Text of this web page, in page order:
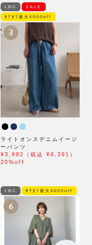
LBC SALE
ﾓｱｵﾌ最大4000off
3
ライトオンスデニムイージ
ーパンツ
¥3,992（税込 ¥4,391）
20%off
LBC ﾓｱｵﾌ最大4000off
6